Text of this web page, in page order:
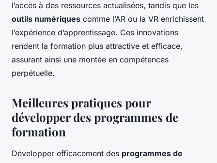
l’accès à des ressources actualisées, tandis que les
outils numériques comme l’AR ou la VR enrichissent
l’expérience d’apprentissage. Ces innovations
rendent la formation plus attractive et efficace,
assurant ainsi une montée en compétences
perpétuelle.
Meilleures pratiques pour
développer des programmes de
formation
Développer efficacement des programmes de